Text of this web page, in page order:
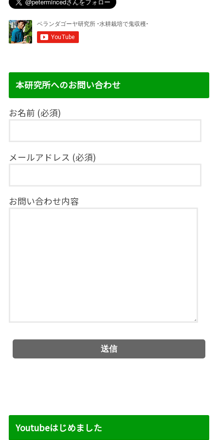
本研究所へのお問い合わせ
お名前 (必須)
メールアドレス (必須)
お問い合わせ内容
Youtubeはじめました